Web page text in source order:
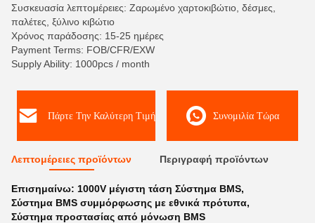
Συσκευασία λεπτομέρειες: Ζαρωμένο χαρτοκιβώτιο, δέσμες,
παλέτες, ξύλινο κιβώτιο
Χρόνος παράδοσης: 15-25 ημέρες
Payment Terms: FOB/CFR/EXW
Supply Ability: 1000pcs / month
Πάρτε Την Καλύτερη Τιμή Συνομιλία Τώρα
Λεπτομέρειες προϊόντων Περιγραφή προϊόντων
Επισημαίνω: 1000V μέγιστη τάση Σύστημα BMS,
Σύστημα BMS συμμόρφωσης με εθνικά πρότυπα,
Σύστημα προστασίας από μόνωση BMS